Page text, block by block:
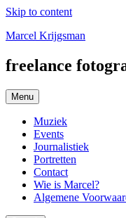
Skip to content
Marcel Krijgsman
freelance
Menu
Muziek
Events
Journalistiek
Portretten
Contact
Wie is Marcel?
Algemene